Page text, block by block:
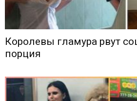
Королевы гламура рвут
порция